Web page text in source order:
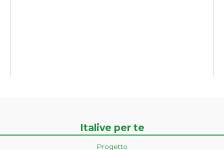
Italive per te
Progetto